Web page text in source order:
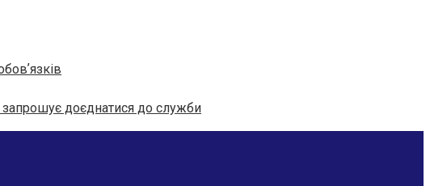
запрошує доєднатися до служби